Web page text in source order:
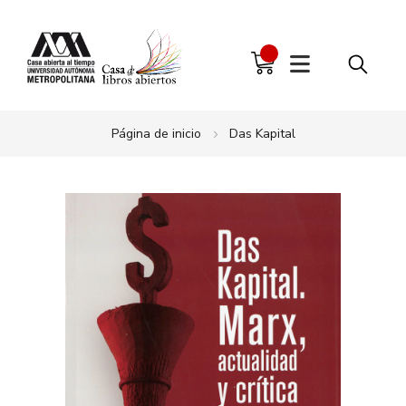
Página de inicio Das Kapital